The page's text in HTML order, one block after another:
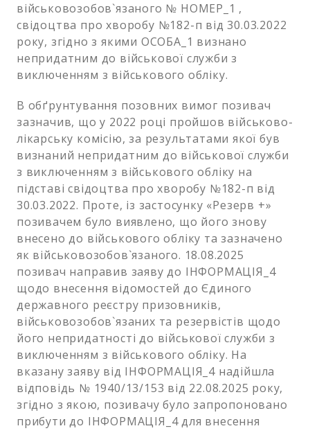
військовозобов`язаного № НОМЕР_1 ,
свідоцтва про хворобу №182-п від 30.03.2022
року, згідно з якими ОСОБА_1 визнано
непридатним до військової служби з
виключенням з військового обліку.
В обґрунтування позовних вимог позивач
зазначив, що у 2022 році пройшов військово-
лікарську комісію, за результатами якої був
визнаний непридатним до військової служби
з виключенням з військового обліку на
підставі свідоцтва про хворобу №182-п від
30.03.2022. Проте, із застосунку «Резерв +»
позивачем було виявлено, що його знову
внесено до військового обліку та зазначено
як військовозобов`язаного. 18.08.2025
позивач направив заяву до ІНФОРМАЦІЯ_4
щодо внесення відомостей до Єдиного
державного реєстру призовників,
військовозобов`язаних та резервістів щодо
його непридатності до військової служби з
виключенням з військового обліку. На
вказану заяву від ІНФОРМАЦІЯ_4 надійшла
відповідь № 1940/13/153 від 22.08.2025 року,
згідно з якою, позивачу було запропоновано
прибути до ІНФОРМАЦІЯ_4 для внесення